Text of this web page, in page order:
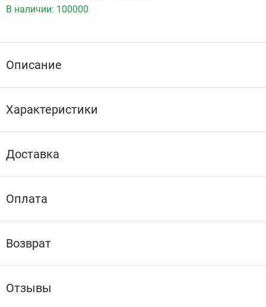
В наличии: 100000
Описание
Характеристики
Доставка
Оплата
Возврат
Отзывы